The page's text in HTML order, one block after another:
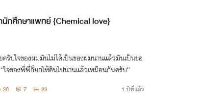
นักศึกษาแพทย์ {Chemical love}
ครับใจของผมมันไม่ได้เป็นของผมนานแล้วมันเป็นขอ
ใจของพี่พี่ก็ยกให้คินไปนานแล้วเหมือนกันครับ”
28 7 23 1 ปีที่แล้ว